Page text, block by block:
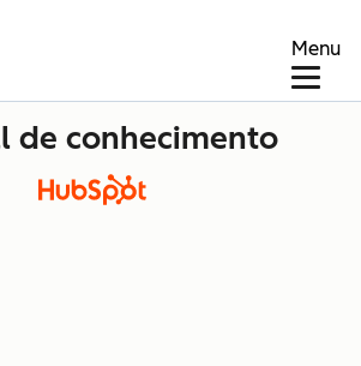
Menu
de conhecimento